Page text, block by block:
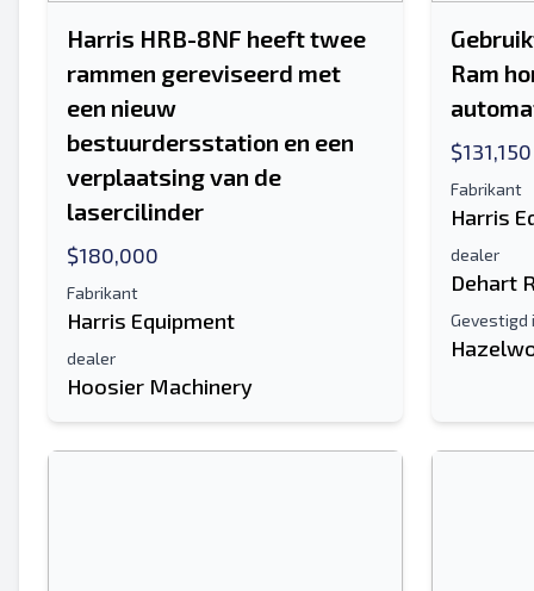
Harris HRB-8NF heeft twee
rammen gereviseerd met
een nieuw
bestuurdersstation en een
verplaatsing van de
lasercilinder
$180,000
Fabrikant
Harris Equipment
dealer
Hoosier Machinery
Ram
$131,150
Fabrikant
Harris
dealer
Dehart
Gevestigd